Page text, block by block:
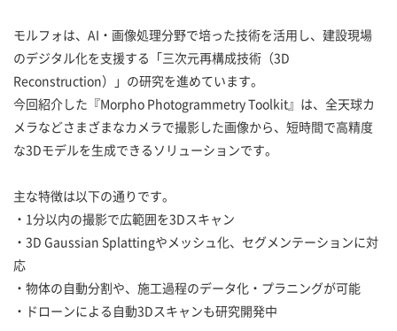
モルフォは、AI・画像処理分野で培った技術を活用し、建設現場
のデジタル化を支援する「三次元再構成技術（3D
Reconstruction）」の研究を進めています。
今回紹介した『Morpho Photogrammetry Toolkit』は、全天球カ
メラなどさまざまなカメラで撮影した画像から、短時間で高精度
な3Dモデルを生成できるソリューションです。
主な特徴は以下の通りです。
・1分以内の撮影で広範囲を3Dスキャン
・3D Gaussian Splattingやメッシュ化、セグメンテーションに対
応
・物体の自動分割や、施工過程のデータ化・プラニングが可能
・ドローンによる自動3Dスキャンも研究開発中